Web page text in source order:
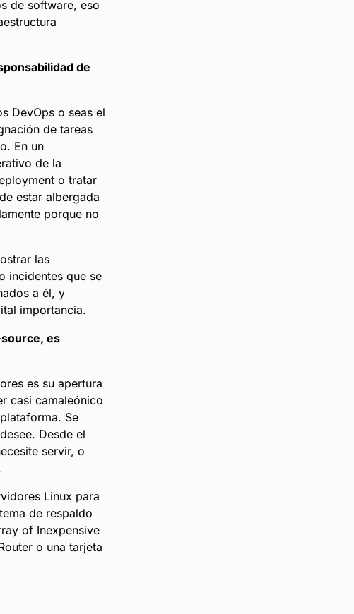
de software, eso
de
DevOps o seas el
de tareas
En un
de la
o tratar
estar albergada
porque no
las
incidentes que se
a él, y
importancia.
es
es su apertura
casi camaleónico
Se
Desde el
servir, o
Linux para
de respaldo
of Inexpensive
o una tarjeta